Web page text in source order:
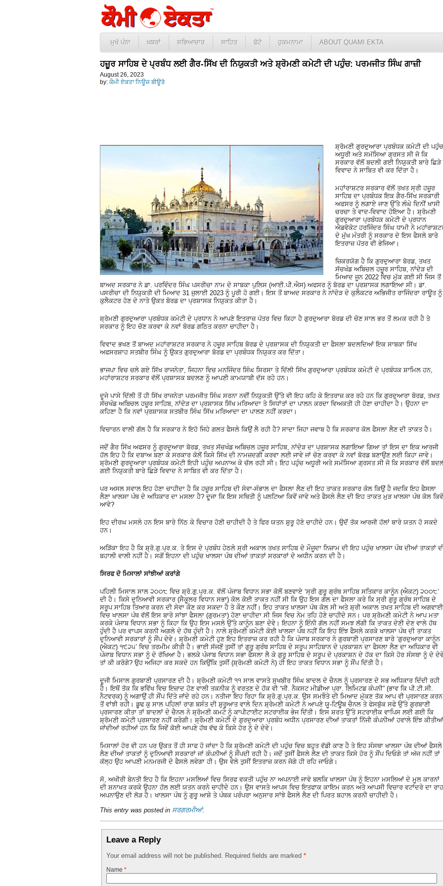
ਮੁਖੱ ਪੰਨਾ ਖ਼ਬਰਾਂ ਸਭਿਆਚਾਰ ਸਾਹਿਤ ਫੋਟੋ ਹੁਕਮਨਾਮਾ ABOUT QUAMI EKTA
ਹਜ਼ੂਰ ਸਾਹਿਬ ਦੇ ਪ੍ਰਬੰਧ ਲਈ ਗੈਰ-ਸਿੱਖ ਦੀ ਨਿਯੁਕਤੀ ਅਤੇ ਸ਼੍ਰੋਮਣੀ ਕਮੇਟੀ ਦੀ ਪਹੁੰਚ: ਪਰਮਜੀਤ ਸਿੰਘ ਗਾਜ਼ੀ
August 26, 2023
by: ਕੌਮੀ ਏਕਤਾ ਨਿਊਜ਼ ਬੀਊਰੋ
ਸ਼੍ਰੋਮਣੀ ਗੁਰਦੁਆਰਾ ਪ੍ਰਬੰਧਕ ਕਮੇਟੀ ਦੀ ਪਹੁੰਚ
ਅਧੂਰੀ ਅਤੇ ਸਮੱਸਿਆ ਗ੍ਰਸਤ ਸੀ ਜੋ ਕਿ
ਸਰਕਾਰ ਵੱਲੋਂ ਬਦਲੀ ਗਈ ਨਿਯੁਕਤੀ ਬਾਰੇ ਛਿੜੇ
ਵਿਵਾਦ ਨੇ ਸਾਬਿਤ ਵੀ ਕਰ ਦਿੱਤਾ ਹੈ।
ਮਹਾਂਰਾਸ਼ਟਰ ਸਰਕਾਰ ਵੱਲੋਂ ਤਖਤ ਸ੍ਰੀ ਹਜ਼ੂਰ
ਸਾਹਿਬ ਦਾ ਪ੍ਰਬੰਧਕ ਇਕ ਗੈਰ-ਸਿੱਖ ਸਰਕਾਰੀ
ਅਫਸਰ ਨੂੰ ਲਗਾਏ ਜਾਣ ਉੱਤੇ ਲੰਘੇ ਦਿਨੀਂ ਖਾਸੀ
ਚਰਚਾ ਤੇ ਵਾਦ-ਵਿਵਾਦ ਹੋਇਆ ਹੈ। ਸ਼੍ਰੋਮਣੀ
ਗੁਰਦੁਆਰਾ ਪ੍ਰਬੰਧਕ ਕਮੇਟੀ ਦੇ ਪ੍ਰਧਾਨ
ਐਡਵੋਕੇਟ ਹਰਜਿੰਦਰ ਸਿੰਘ ਧਾਮੀ ਨੇ
ਦੇ ਮੁੱਖ ਮੰਤਰੀ ਨੂੰ ਸਰਕਾਰ ਦੇ ਇਸ ਫੈਸਲੇ ਬਾਰੇ
ਇਤਰਾਜ਼ ਪੱਤਰ ਵੀ ਭੇਜਿਆ।
ਜ਼ਿਕਰਯੋਗ ਹੈ ਕਿ ਗੁਰਦੁਆਰਾ ਬੋਰਡ, ਤਖਤ
ਸੱਚਖੰਡ ਅਬਿਚਲ ਹਜ਼ੂਰ ਸਾਹਿਬ, ਨਾਂਦੇੜ ਦੀ
ਮਿਆਦ ਜੂਨ 2022 ਵਿਚ ਮੁੱਕ ਗਈ ਸੀ ਜਿਸ ਤੋਂ
ਬਾਅਦ ਸਰਕਾਰ ਨੇ ਡਾ. ਪਰਵਿੰਦਰ ਸਿੰਘ ਪਸਰੀਚਾ ਨਾਮ ਦੇ ਸਾਬਕਾ ਪੁਲਿਸ (ਆਈ.ਪੀ.ਐਸ) ਅਫਸਰ ਨੂੰ ਬੋਰਡ ਦਾ ਪ੍ਰਸ਼ਾਸਕ ਲਗਾਇਆ ਸੀ। ਡਾ.
ਪਸਰੀਚਾ ਦੀ ਨਿਯੁਕਤੀ ਦੀ ਮਿਆਦ 31 ਜੁਲਾਈ 2023 ਨੂੰ ਪੂਰੀ ਹੋ ਗਈ। ਇਸ ਤੋਂ ਬਾਅਦ ਸਰਕਾਰ ਨੇ ਨਾਂਦੇੜ ਦੇ ਕੁਲੈਕਟਰ ਅਭਿਜੀਤ ਰਾਜਿੰਦਰਾ ਰਾਊਤ ਨੂੰ
ਕੁਲੈਕਟਰ ਹੋਣ ਦੇ ਨਾਤੇ ਉਕਤ ਬੋਰਡ ਦਾ ਪ੍ਰਸ਼ਾਸਕ ਨਿਯੁਕਤ ਕੀਤਾ ਹੈ।
ਸ਼੍ਰੋਮਣੀ ਗੁਰਦੁਆਰਾ ਪ੍ਰਬੰਧਕ ਕਮੇਟੀ ਦੇ ਪ੍ਰਧਾਨ ਨੇ ਆਪਣੇ ਇਤਰਾਜ਼ ਪੱਤਰ ਵਿਚ ਕਿਹਾ ਹੈ ਗੁਰਦੁਆਰਾ ਬੋਰਡ ਦੀ ਚੋਣ ਸਾਲ ਭਰ ਤੋਂ ਲਮਕ ਰਹੀ ਹੈ ਤੇ
ਸਰਕਾਰ ਨੂੰ ਇਹ ਚੋਣ ਕਰਵਾ ਕੇ ਨਵਾਂ ਬੋਰਡ ਗਠਿਤ ਕਰਨਾ ਚਾਹੀਦਾ ਹੈ।
ਵਿਵਾਦ ਭਖਣ ਤੋਂ ਬਾਅਦ ਮਹਾਂਰਾਸ਼ਟਰ ਸਰਕਾਰ ਨੇ ਹਜ਼ੂਰ ਸਾਹਿਬ ਬੋਰਡ ਦੇ ਪ੍ਰਸ਼ਾਸਕ ਦੀ ਨਿਯੁਕਤੀ ਦਾ ਫੈਸਲਾ ਬਦਲਦਿਆਂ ਇਕ ਸਾਬਕਾ ਸਿੱਖ
ਅਫਸਰਸ਼ਾਹ ਸਤਬੀਰ ਸਿੰਘ ਨੂੰ ਉਕਤ ਗੁਰਦੁਆਰਾ ਬੋਰਡ ਦਾ ਪ੍ਰਬੰਧਕ ਨਿਯੁਕਤ ਕਰ ਦਿੱਤਾ।
ਭਾਜਪਾ ਵਿਚ ਚਲੇ ਗਏ ਸਿੱਖ ਰਾਜਨੇਤਾ, ਜਿਹਨਾ ਵਿਚ ਮਨਜਿੰਦਰ ਸਿੰਘ ਸਿਰਸਾ ਤੇ ਦਿੱਲੀ ਸਿੱਖ ਗੁਰਦੁਆਰਾ ਪ੍ਰਬੰਧਕ ਕਮੇਟੀ ਦੇ ਪ੍ਰਬੰਧਕ ਸ਼ਾਮਿਲ ਹਨ,
ਮਹਾਂਰਾਸ਼ਟਰ ਸਰਕਾਰ ਵੱਲੋਂ ਪ੍ਰਸ਼ਾਸਕ ਬਦਲਣ ਨੂੰ ਆਪਣੀ ਕਾਮਯਾਬੀ ਦੱਸ ਰਹੇ ਹਨ।
ਦੂਜੇ ਪਾਸੇ ਦਿੱਲੀ ਤੋਂ ਹੀ ਸਿੱਖ ਰਾਜਨੇਤਾ ਪਰਮਜੀਤ ਸਿੰਘ ਸਰਨਾ ਨਵੀਂ ਨਿਯੁਕਤੀ ਉੱਤੇ ਵੀ ਇਹ ਕਹਿ ਕੇ ਇਤਰਾਜ਼ ਕਰ ਰਹੇ ਹਨ ਕਿ ਗੁਰਦੁਆਰਾ ਬੋਰਡ, ਤਖਤ
ਸੱਚਖੰਡ ਅਬਿਚਲ ਹਜ਼ੂਰ ਸਾਹਿਬ, ਨਾਂਦੇੜ ਦਾ ਪ੍ਰਸ਼ਾਸਕ ਸਿੱਖ ਮਰਿਆਦਾ ਤੇ ਸਿਧਾਂਤਾਂ ਦਾ ਪਾਲਨ ਕਰਦਾ ਵਿਅਕਤੀ ਹੀ ਹੋਣਾ ਚਾਹੀਦਾ ਹੈ। ਉਹਨਾ ਦਾ
ਕਹਿਣਾ ਹੈ ਕਿ ਨਵਾਂ ਪ੍ਰਸ਼ਾਸਕ ਸਤਬੀਰ ਸਿੰਘ ਸਿੱਖ ਮਰਿਆਦਾ ਦਾ ਪਾਲਣ ਨਹੀਂ ਕਰਦਾ।
ਵਿਚਾਰਨ ਵਾਲੀ ਗੱਲ ਹੈ ਕਿ ਸਰਕਾਰ ਨੇ ਇਹੋ ਜਿਹੇ ਗਲਤ ਫੈਸਲੇ ਕਿਉਂ ਲੈ ਰਹੀ ਹੈ? ਸਾਦਾ ਜਿਹਾ ਜਵਾਬ ਹੈ ਕਿ ਸਰਕਾਰ ਕੋਲ ਫੈਸਲਾ ਲੈਣ ਦੀ ਤਾਕਤ ਹੈ।
ਜਦੋਂ ਗੈਰ ਸਿੱਖ ਅਫਸਰ ਨੂੰ ਗੁਰਦੁਆਰਾ ਬੋਰਡ, ਤਖਤ ਸੱਚਖੰਡ ਅਬਿਚਲ ਹਜ਼ੂਰ ਸਾਹਿਬ, ਨਾਂਦੇੜ ਦਾ ਪ੍ਰਸ਼ਾਸਕ ਲਗਾਇਆ ਗਿਆ ਤਾਂ ਇਸ ਦਾ ਇਕ ਆਰਜੀ
ਹੱਲ ਇਹ ਹੈ ਕਿ ਦਬਾਅ ਬਣਾ ਕੇ ਸਰਕਾਰ ਕੋਲੋਂ ਕਿਸੇ ਸਿੱਖ ਦੀ ਨਾਮਜ਼ਦਗੀ ਕਰਵਾ ਲਈ ਜਾਵੇ ਜਾਂ ਚੋਣ ਕਰਵਾ ਕੇ ਨਵਾਂ ਬੋਰਡ ਬਣਾਉਣ ਲਈ ਕਿਹਾ ਜਾਵੇ।
ਸ਼੍ਰੋਮਣੀ ਗੁਰਦੁਆਰਾ ਪ੍ਰਬੰਧਕ ਕਮੇਟੀ ਇਹੀ ਪਹੁੰਚ ਅਪਨਾਅ ਕੇ ਚੱਲ ਰਹੀ ਸੀ। ਇਹ ਪਹੁੰਚ ਅਧੂਰੀ ਅਤੇ ਸਮੱਸਿਆ ਗ੍ਰਸਤ ਸੀ ਜੋ ਕਿ ਸਰਕਾਰ ਵੱਲੋਂ
ਗਈ ਨਿਯੁਕਤੀ ਬਾਰੇ ਛਿੜੇ ਵਿਵਾਦ ਨੇ ਸਾਬਿਤ ਵੀ ਕਰ ਦਿੱਤਾ ਹੈ।
ਪਰ ਅਸਲ ਸਵਾਲ ਇਹ ਹੋਣਾ ਚਾਹੀਦਾ ਹੈ ਕਿ ਹਜ਼ੂਰ ਸਾਹਿਬ ਦੀ ਸੇਵਾ-ਸੰਭਾਲ ਦਾ ਫੈਸਲਾ ਲੈਣ ਦੀ ਇਹ ਤਾਕਤ ਸਰਕਾਰ ਕੋਲ ਕਿਉਂ ਹੈ ਜਦਕਿ ਇਹ ਫੈਸਲਾ
ਲੈਣਾ ਖਾਲਸਾ ਪੰਥ ਦੇ ਅਧਿਕਾਰ ਦਾ ਮਸਲਾ ਹੈ? ਦੂਜਾ ਕਿ ਇਸ ਸਥਿਤੀ ਨੂੰ ਪਲਟਿਆ ਕਿਵੇਂ ਜਾਵੇ ਅਤੇ ਫੈਸਲੇ ਲੈਣ ਦੀ ਇਹ ਤਾਕਤ ਮੁੜ ਖਾਲਸਾ ਪੰਥ ਕੋਲ ਕਿਵੇਂ
ਆਵੇ?
ਇਹ ਦੀਰਘ ਮਸਲੇ ਹਨ ਇਸ ਬਾਰੇ ਨਿੱਠ ਕੇ ਵਿਚਾਰ ਹੋਣੀ ਚਾਹੀਦੀ ਹੈ ਤੇ ਫਿਰ ਯਤਨ ਸ਼ੁਰੂ ਹੋਣੇ ਚਾਹੀਦੇ ਹਨ। ਉਦੋਂ ਤੱਕ ਆਰਜੀ ਹੱਲਾਂ ਬਾਰੇ ਯਤਨ ਹੋ ਸਕਦੇ
ਹਨ।
ਅੜਿੱਕਾ ਇਹ ਹੈ ਕਿ ਸ਼੍ਰੋ.ਗੁ.ਪ੍ਰ.ਕ. ਤੇ ਇਸ ਦੇ ਪ੍ਰਬੰਧ ਹੇਠਲੇ ਸ੍ਰੀ ਅਕਾਲ ਤਖਤ ਸਾਹਿਬ ਦੇ ਮੌਜੂਦਾ ਨਿਜ਼ਾਮ ਦੀ ਇਹ ਪਹੁੰਚ ਖਾਲਸਾ ਪੰਥ ਦੀਆਂ ਤਾਕਤਾਂ
ਬਹਾਲੀ ਵਾਲੀ ਨਹੀਂ ਹੈ। ਸਗੋਂ ਇਹਨਾ ਦੀ ਪਹੁੰਚ ਖਾਲਸਾ ਪੰਥ ਦੀਆਂ ਤਾਕਤਾਂ ਸਰਕਾਰਾਂ ਦੇ ਅਧੀਨ ਕਰਨ ਦੀ ਹੈ।
ਸਿਰਫ ਦੋ ਮਿਸਾਲਾਂ ਸਾਂਝੀਆਂ ਕਰਾਂਗੇ
ਪਹਿਲੀ ਮਿਸਾਲ ਸਾਲ ੨੦੦੮ ਵਿਚ ਸ਼੍ਰੋ.ਗੁ.ਪ੍ਰ.ਕ. ਵੱਲੋਂ ਪੰਜਾਬ ਵਿਧਾਨ ਸਭਾ ਕੋਲੋਂ ਬਣਵਾਏ ‘ਸ੍ਰੀ ਗੁਰੂ ਗ੍ਰੰਥ ਸਾਹਿਬ ਸਤਿਕਾਰ ਕਾਨੂੰਨ (ਐਕਟ) ੨੦੦੮’
ਦੀ ਹੈ। ਕਿਸੇ ਦੁਨਿਆਵੀ ਸਰਕਾਰ (ਸੈਕੂਲਰ ਵਿਧਾਨ ਸਭਾ) ਕੋਲ ਕੋਈ ਤਾਕਤ ਨਹੀਂ ਸੀ ਕਿ ਉਹ ਇਸ ਗੱਲ ਦਾ ਫੈਸਲਾ ਕਰੇ ਕਿ ਸ੍ਰੀ ਗੁਰੂ ਗ੍ਰੰਥ ਸਾਹਿਬ ਦੇ
ਸਰੂਪ ਸਾਹਿਬ ਤਿਆਰ ਕਰਨ ਦੀ ਸੇਵਾ ਕੌਣ ਕਰ ਸਕਦਾ ਹੈ ਤੇ ਕੌਣ ਨਹੀਂ। ਇਹ ਤਾਕਤ ਖਾਲਸਾ ਪੰਥ ਕੋਲ ਸੀ ਅਤੇ ਸ਼੍ਰੀ ਅਕਾਲ ਤਖਤ ਸਾਹਿਬ ਦੀ ਅਗਵਾਈ
ਵਿਚ ਖਾਲਸਾ ਪੰਥ ਵੱਲੋਂ ਇਸ ਬਾਰੇ ਸਾਂਝਾ ਫੈਸਲਾ (ਗੁਰਮਤਾ) ਹੋਣਾ ਚਾਹੀਦਾ ਸੀ ਜਿਸ ਵਿਚ ਨੇਮ ਤਹਿ ਹੋਣੇ ਚਾਹੀਦੇ ਸਨ। ਪਰ ਸ਼੍ਰੋਮਣੀ ਕਮੇਟੀ ਨੇ ਆਪ ਮਤਾ
ਕਰਕੇ ਪੰਜਾਬ ਵਿਧਾਨ ਸਭਾ ਨੂੰ ਕਿਹਾ ਕਿ ਉਹ ਇਸ ਮਸਲੇ ਉੱਤੇ ਕਾਨੂੰਨ ਬਣਾ ਦੇਵੇ। ਇਹਨਾ ਨੂੰ ਇੰਨੀ ਗੱਲ ਨਹੀਂ ਸਮਝ ਲੱਗੀ ਕਿ ਤਾਕਤ ਦੇਣੀ ਦੇਣ ਵਾਲੇ ਹੱਥ
ਹੁੰਦੀ ਹੈ ਪਰ ਵਾਪਸ ਕਰਨੀ ਅਗਲੇ ਦੇ ਹੱਥ ਹੁੰਦੀ ਹੈ। ਨਾਲੇ ਸ਼੍ਰੋਮਣੀ ਕਮੇਟੀ ਕੋਈ ਖਾਲਸਾ ਪੰਥ ਨਹੀਂ ਕਿ ਇਹ ਇੰਝ ਫੈਸਲੇ ਕਰਕੇ ਖਾਲਸਾ ਪੰਥ ਦੀ ਤਾਕਤ
ਦੁਨਿਆਵੀ ਸਰਕਾਰਾਂ ਨੂੰ ਸੌਂਪ ਦੇਵੇ। ਸ਼੍ਰੋਮਣੀ ਕਮੇਟੀ ਹੁਣ ਇਹ ਇਤਰਾਜ਼ ਕਰ ਰਹੀ ਹੈ ਕਿ ਪੰਜਾਬ ਸਰਕਾਰ ਨੇ ਗੁਰਬਾਣੀ ਪ੍ਰਸਾਰਣ ਬਾਰੇ ‘ਗੁਰਦੁਆਰਾ ਕਾਨੂੰਨ
(ਐਕਟ) ੧੯੨੫’ ਵਿਚ ਤਰਮੀਮ ਕੀਤੀ ਹੈ। ਭਾਈ ਸੱਜਣੋਂ ਤੁਸੀਂ ਤਾਂ ਗੁਰੂ ਗ੍ਰੰਥ ਸਾਹਿਬ ਦੇ ਸਰੂਪ ਸਾਹਿਬਾਨ ਦੇ ਪ੍ਰਕਾਸ਼ਨ ਦਾ ਫੈਸਲਾ ਲੈਣ ਦਾ ਅਧਿਕਾਰ ਵੀ
ਪੰਜਾਬ ਵਿਧਾਨ ਸਭਾ ਨੂੰ ਦੇ ਰੱਖਿਆ ਹੈ। ਭਲਕੇ ਪੰਜਾਬ ਵਿਧਾਨ ਸਭਾ ਫੈਸਲਾ ਲੈ ਕੇ ਗੁਰੂ ਸਾਹਿਬ ਦੇ ਸਰੂਪ ਦੇ ਪ੍ਰਕਾਸ਼ਨ ਦੇ ਹੱਕ ਦਾ ਕਿਸੇ ਹੋਰ ਸੰਸਥਾ ਨੂੰ ਦੇ
ਤਾਂ ਕੀ ਕਰੋਗੇ? ਉਹ ਅਜਿਹਾ ਕਰ ਸਕਦੇ ਹਨ ਕਿਉਂਕਿ ਤੁਸੀਂ (ਸ਼੍ਰੋਮਣੀ ਕਮੇਟੀ ਨੇ) ਹੀ ਇਹ ਤਾਕਤ ਵਿਧਾਨ ਸਭਾ ਨੂੰ ਸੌਂਪ ਦਿੱਤੀ ਹੈ।
ਦੂਜੀ ਮਿਸਾਲ ਗੁਰਬਾਣੀ ਪ੍ਰਸਾਰਣ ਦੀ ਹੈ। ਸ਼੍ਰੋਮਣੀ ਕਮੇਟੀ ੧੧ ਸਾਲ ਵਾਸਤੇ ਸੁਖਬੀਰ ਸਿੰਘ ਬਾਦਲ ਦੇ ਚੈਨਲ ਨੂੰ ਪ੍ਰਸਾਰਣ ਦੇ ਸਭ ਅਧਿਕਾਰ ਦਿੰਦੀ ਰਹੀ
ਹੈ। ਇਥੋਂ ਤੱਕ ਕਿ ਭਵਿੱਖ ਵਿਚ ਇਜ਼ਾਦ ਹੋਣ ਵਾਲੀ ਤਕਨੀਕ ਨੂੰ ਵਰਤਣ ਦੇ ਹੱਕ ਵੀ “ਜੀ. ਨੈਕਸਟ ਮੀਡੀਆ ਪ੍ਰਾ. ਲਿਮਿਟਡ ਕੰਪਨੀ” (ਭਾਵ ਕਿ ਪੀ.ਟੀ.ਸੀ.
ਨੈਟਵਰਕ) ਨੂੰ ਅਗਾਉਂ ਹੀ ਸੌਂਪ ਦਿੱਤੇ ਜਾਂਦੇ ਰਹੇ ਹਨ। ਨਤੀਜਾ ਇਹ ਰਿਹਾ ਕਿ ਸ਼੍ਰੋ.ਗੁ.ਪ੍ਰ.ਕ. ਉਸ ਸਮਝੌਤੇ ਦੀ ਮਿਆਦ ਮੁੱਕਣ ਤੱਕ ਆਪ ਵੀ ਪ੍ਰਸਾਰਣ ਕਰਨ
ਤੋਂ ਵਾਂਝੀ ਰਹੀ। ਡੂਢ ਕੁ ਸਾਲ ਪਹਿਲਾਂ ਰਾਗ ਬਸੰਤ ਦੀ ਸ਼ੁਰੂਆਤ ਵਾਲੇ ਦਿਨ ਸ਼੍ਰੋਮਣੀ ਕਮੇਟੀ ਨੇ ਆਪਣੇ ਯੂ-ਟਿਊਬ ਚੈਨਲ ਤੇ ਫੇਸਬੁੱਕ ਸਫੇ ਉੱਤੇ ਗੁਰਬਾਣੀ
ਪ੍ਰਸਾਰਣ ਕੀਤਾ ਤਾਂ ਬਾਦਲਾਂ ਦੇ ਚੈਨਲ ਨੇ ਸ਼੍ਰੋਮਣੀ ਕਮਟੇ ਨੂੰ ਕਾਪੀਟਾਈਟ ਸਟਰਾਈਕ ਭੇਜ ਦਿੱਤੀ। ਇਸ ਸ਼ਰਤ ਉੱਤੇ ਸਟਰਾਈਕ ਵਾਪਿਸ ਲਈ ਗਈ ਕਿ
ਸ਼੍ਰੋਮਣੀ ਕਮੇਟੀ ਪ੍ਰਸਾਰਣ ਨਹੀਂ ਕਰੇਗੀ। ਸ਼੍ਰੌਮਣੀ ਕਮੇਟੀ ਦੇ ਗੁਰਦੁਆਰਾ ਪ੍ਰਬੰਧ ਅਧੀਨ ਪ੍ਰਸਾਰਣ ਦੀਆਂ ਤਾਕਤਾਂ ਨਿੱਜੀ ਕੰਪਨੀਆਂ ਹਵਾਲੇ ਇੰਝ ਕੀਤੀਆਂ
ਜਾਂਦੀਆਂ ਰਹੀਆਂ ਹਨ ਕਿ ਜਿਵੇਂ ਕੋਈ ਆਪਣੇ ਹੱਥ ਵੱਢ ਕੇ ਕਿਸੇ ਹੋਰ ਨੂੰ ਦੇ ਦੇਵੇ।
ਮਿਸਾਲਾਂ ਹੋਰ ਵੀ ਹਨ ਪਰ ਉਕਤ ਤੋਂ ਹੀ ਸਾਫ ਹੋ ਜਾਂਦਾ ਹੈ ਕਿ ਸ਼੍ਰੋਮਣੀ ਕਮੇਟੀ ਦੀ ਪਹੁੰਚ ਵਿਚ ਬਹੁਤ ਵੱਡੀ ਕਾਣ ਹੈ ਤੇ ਇਹ ਸੰਸਥਾ ਖਾਲਸਾ ਪੰਥ ਦੀਆਂ ਫੈਸਲੇ
ਲੈਣ ਦੀਆਂ ਤਾਕਤਾਂ ਨੂੰ ਦੁਨਿਆਵੀ ਸਰਕਾਰਾਂ ਜਾਂ ਕੰਪਨੀਆਂ ਨੂੰ ਸੌਂਪਦੀ ਰਹੀ ਹੈ। ਜਦੋਂ ਤੁਸੀਂ ਫੈਸਲੇ ਲੈਣ ਦੀ ਤਾਕਤ ਕਿਸੇ ਹੋਰ ਨੂੰ ਸੌਂਪ ਦਿਓਗੇ ਤਾਂ ਅੱਜ ਨਹੀਂ ਤਾਂ
ਕੱਲ੍ਹ ਉਹ ਆਪਣੀ ਮਨਮਰਜੀ ਦੇ ਫੈਸਲੇ ਲਵੇਗਾ ਹੀ। ਉਸ ਵੇਲੇ ਤੁਸੀਂ ਇਤਰਾਜ਼ ਕਰਨ ਜੋਗੇ ਹੀ ਰਹਿ ਜਾਓਗੇ।
ਸੋ, ਅਖੀਰੀ ਬੇਨਤੀ ਇਹ ਹੈ ਕਿ ਇਹਨਾ ਮਸਲਿਆਂ ਵਿਚ ਸਿਰਫ ਵਕਤੀ ਪਹੁੰਚ ਨਾ ਅਪਨਾਈ ਜਾਵੇ ਬਲਕਿ ਖਾਲਸਾ ਪੰਥ ਨੂੰ ਇਹਨਾ ਮਸਲਿਆਂ ਦੇ ਮੂਲ ਕਾਰਨਾਂ
ਦੀ ਸ਼ਨਾਖਤ ਕਰਕੇ ਉਹਨਾ ਹੱਲ ਲਈ ਯਤਨ ਕਰਨੇ ਚਾਹੀਦੇ ਹਨ। ਉਸ ਵਾਸਤੇ ਆਪਸ ਵਿਚ ਇਤਫਾਕ ਕਾਇਮ ਕਰਨ ਅਤੇ ਆਪਸੀ ਵਿਚਾਰ ਵਟਾਂਦਰੇ ਦਾ ਰਾਹ
ਅਪਨਾਉਣ ਦੀ ਲੋੜ ਹੈ। ਖਾਲਸਾ ਪੰਥ ਨੂੰ ਗੁਰੂ ਆਸ਼ੇ ਤੇ ਪੰਥਕ ਪਰੰਪਰਾ ਅਨੁਸਾਰ ਸਾਂਝੇ ਫੈਸਲੇ ਲੈਣ ਦੀ ਪਿਰਤ ਬਹਾਲ ਕਰਨੀ ਚਾਹੀਦੀ ਹੈ।
This entry was posted in ਸਰਗਰਮੀਆਂ.
Leave a Reply
Your email address will not be published. Required fields are marked *
Name *